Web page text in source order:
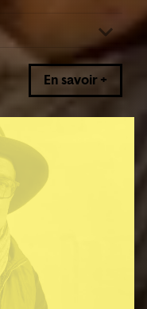
En savoir +